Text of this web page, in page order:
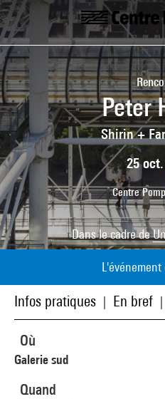
Aller au contenu principal
Centre Pompidou
Peter
Shirin +
25
Centre
Dans le cadre de
Infos pratiques En bref
Où
Galerie sud
Quand